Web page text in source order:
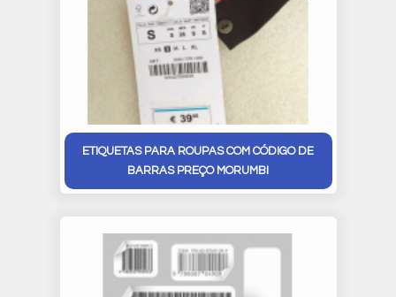
ETIQUETAS PARA ROUPAS COM CÓDIGO DE
BARRAS PREÇO MORUMBI